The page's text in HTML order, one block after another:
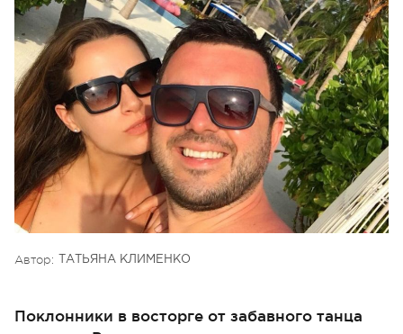
Автор: ТАТЬЯНА КЛИМЕНКО
Поклонники в восторге от забавного танца